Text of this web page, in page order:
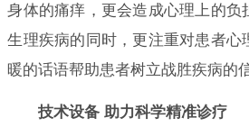
身体的痛痒，更会造成心理上的负
生理疾病的同时，更注重对患者心
暖的话语帮助患者树立战胜疾病的
技术设备 助力科学精准诊疗